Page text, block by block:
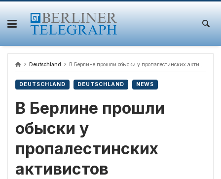
Skip
content
Deutschland В Берлине прошли обыски у пропалестинских активистов
DEUTSCHLAND DEUTSCHLAND NEWS
В Берлине прошли
обыски у
пропалестинских
активистов